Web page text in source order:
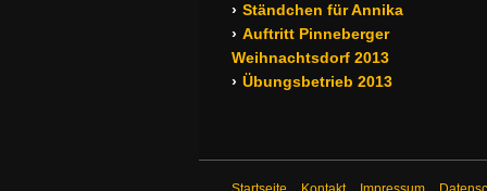
Ständchen für Annika
Auftritt Pinneberger
Weihnachtsdorf 2013
Übungsbetrieb 2013